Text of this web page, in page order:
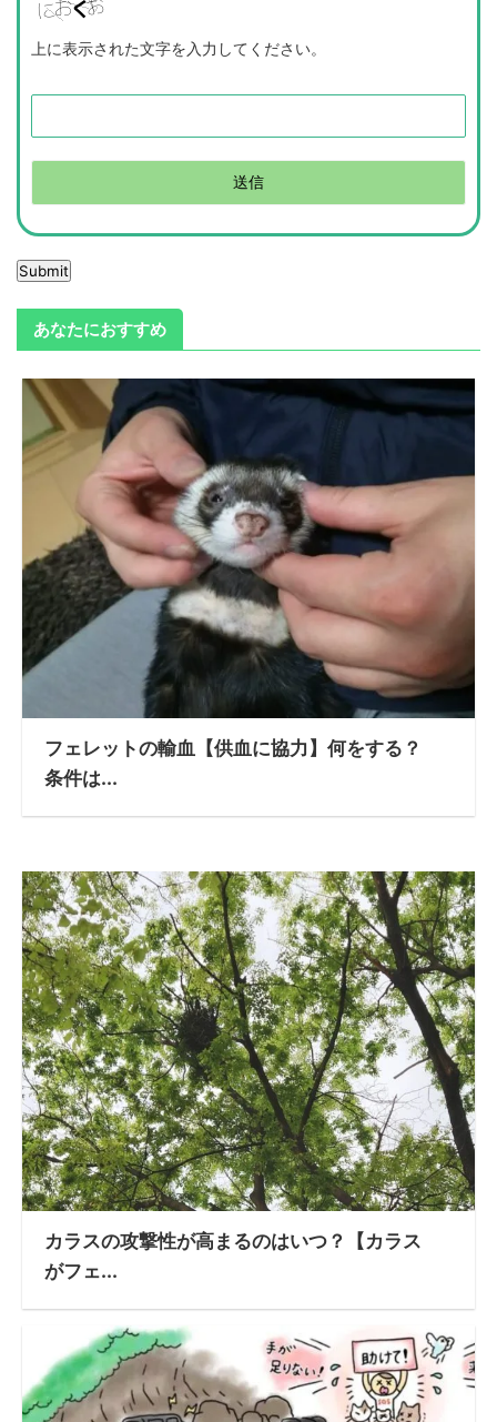
上に表示された文字を入力してください。
Submit
あなたにおすすめ
フェレットの輸血【供血に協力】何をする？
条件は...
カラスの攻撃性が高まるのはいつ？【カラス
がフェ...